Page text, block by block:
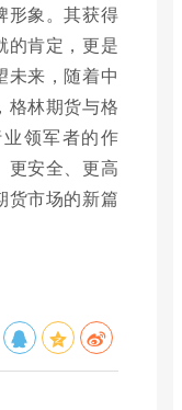
形象。其获得
的肯定，更是
未来，随着中
格林期货与格
领军者的作
更安全、更高
货市场的新篇